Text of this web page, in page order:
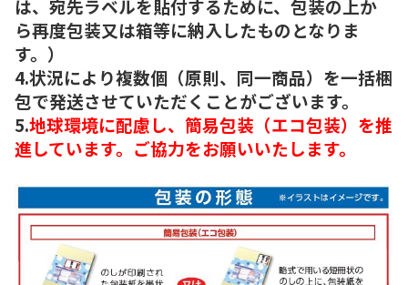
は、宛先ラベルを貼付するために、包装の上か
ら再度包装又は箱等に納入したものとなりま
す。）
4.状況により複数個（原則、同一商品）を一括梱
包で発送させていただくことがございます。
5.地球環境に配慮し、簡易包装（エコ包装）を推
進しています。ご協力をお願いいたします。